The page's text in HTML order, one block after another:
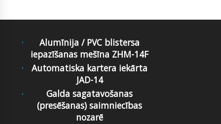
Alumīnija / PVC blistersa
iepazīšanas mešīna ZHM-14F
Automatiska kartera iekārta
JAD-14
Galda sagatavošanas
(presēšanas) saimniecības
nozarē